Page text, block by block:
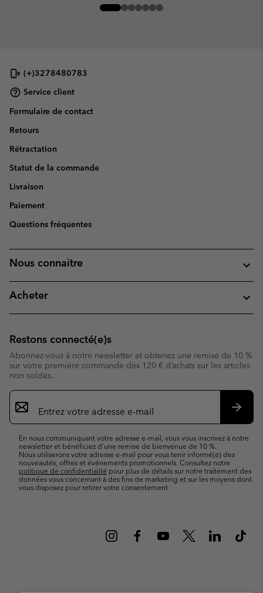
(+)3278480783
Service client
Formulaire de contact
Retours
Rétractation
Statut de la commande
Livraison
Paiement
Questions fréquentes
Nous connaitre
Acheter
Restons connecté(e)s
Abonnez-vous à notre newsletter et obtenez une remise de 10 %
sur votre première commande dès 120 € d’achats sur les articles
non soldés.
Inscription
par
e-
En nous communiquant votre adresse e-mail, vous vous inscrivez à notre
newsletter et bénéficiez d’une remise de bienvenue de 10 %.
Nous utiliserons votre adresse e-mail pour vous tenir informé(e) des
nouveautés, offres et événements promotionnels. Consultez notre
politique de confidentialité pour plus de détails sur notre traitement des
données vous concernant à des fins de marketing et sur les moyens dont
vous disposez pour retirer votre consentement.